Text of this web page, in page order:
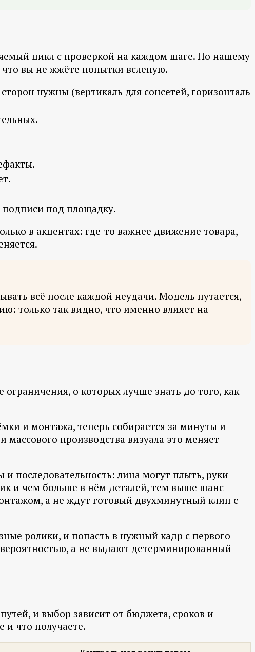
цикл с проверкой на каждом шаге. По нашему
вы не жжёте попытки вслепую.
нужны (вертикаль для соцсетей, горизонталь
подписи под площадку.
в акцентах: где-то важнее движение товара,
всё после каждой неудачи. Модель путается,
только так видно, что именно влияет на
о которых лучше знать до того, как
и монтажа, теперь собирается за минуты и
массового производства визуала это меняет
последовательность: лица могут плыть, руки
и чем больше в нём деталей, тем выше шанс
а не ждут готовый двухминутный клип с
ролики, и попасть в нужный кадр с первого
а не выдают детерминированный
и выбор зависит от бюджета, сроков и
и что получаете.